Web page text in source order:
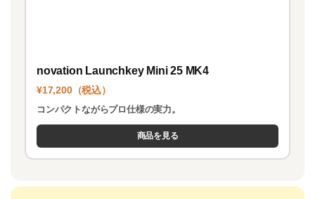
novation Launchkey Mini 25 MK4
¥17,200（税込）
コンパクトながらプロ仕様の実力。
商品を見る